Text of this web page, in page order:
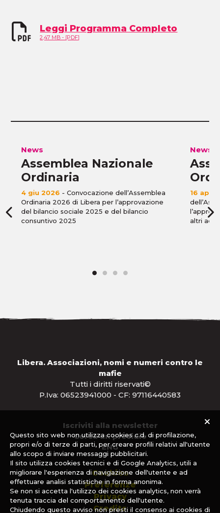
Leggi Programma Completo
2,47 MB - [PDF]
News
Assemblea Nazionale
Ordinaria
4 giu 2026 - Convocazione dell’Assemblea
Ordinaria 2026 di Libera per l’approvazione
del bilancio sociale 2025 e del bilancio
consuntivo 2025
News
16 apr
altri
Libera. Associazioni, nomi e numeri contro le
mafie
Tutti i diritti riservati©
P.Iva: 06523941000 - CF: 97116440583
Iscriviti alla newsletter
Cerca un presidio
ENG
Cookies
Preferenze
Privacy
Credits
Questo sito web non utilizza cookies c.d. di profilazione,
propri e/o di terze di parti, per creare profili relativi all'utente
allo scopo di inviare messaggi pubblicitari.
Il sito utilizza cookies tecnici e di Google Analytics, utili a
migliorare l'esperienza di navigazione dell'utente e ad
effettuare analisi statistiche in forma anonima.
Se non si accetta l'utilizzo dei cookies analytics, non verrà
tenuta traccia del comportamento dell'utente.
Chiudendo questo avviso non presti il consenso ai cookies di